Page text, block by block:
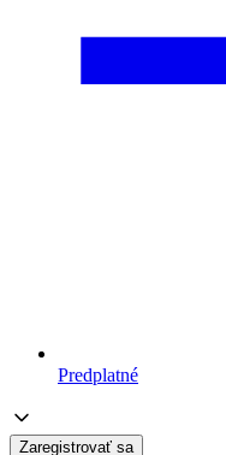
Predplatné
Zaregistrovať sa